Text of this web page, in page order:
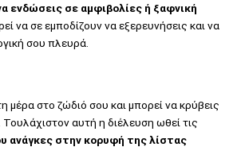
ενδώσεις σε αμφιβολίες ή ξαφνική
να σε εμποδίζουν να εξερευνήσεις και να
σου πλευρά.
μέρα στο ζώδιό σου και μπορεί να κρύβεις
αυτή η διέλευση ωθεί τις
ανάγκες στην κορυφή της λίστας